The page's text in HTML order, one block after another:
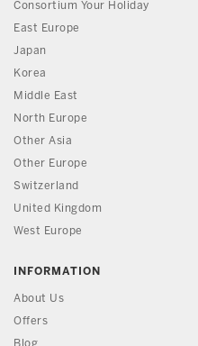
Consortium Your Holiday
East Europe
Japan
Korea
Middle East
North Europe
Other Asia
Other Europe
Switzerland
United Kingdom
West Europe
INFORMATION
About Us
Offers
Blog